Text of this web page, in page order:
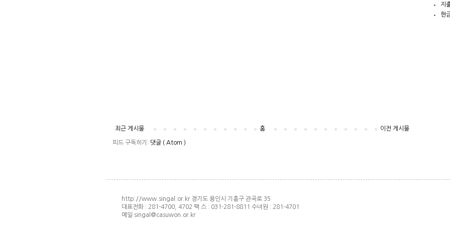
최근 게시물 이전 게시물
홈
피드 구독하기: 댓글 ( Atom )
지
현
http://www.singal.or.kr 경기도 용인시 기흥구 관곡로 35
대표전화 : 281-4700, 4702 팩 스 : 031-281-8811 수녀원 : 281-4701
메일 singal@casuwon.or.kr